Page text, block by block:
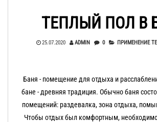
ТЕПЛЫЙ ПОЛ В
25.07.2020 ADMIN 0 ПРИМЕНЕНИЕ
Баня - помещение для отдыха и
бане - древняя традиция. Обычно баня
помещений: раздевалка, зона отдыха,
Чтобы отдых был комфортным,